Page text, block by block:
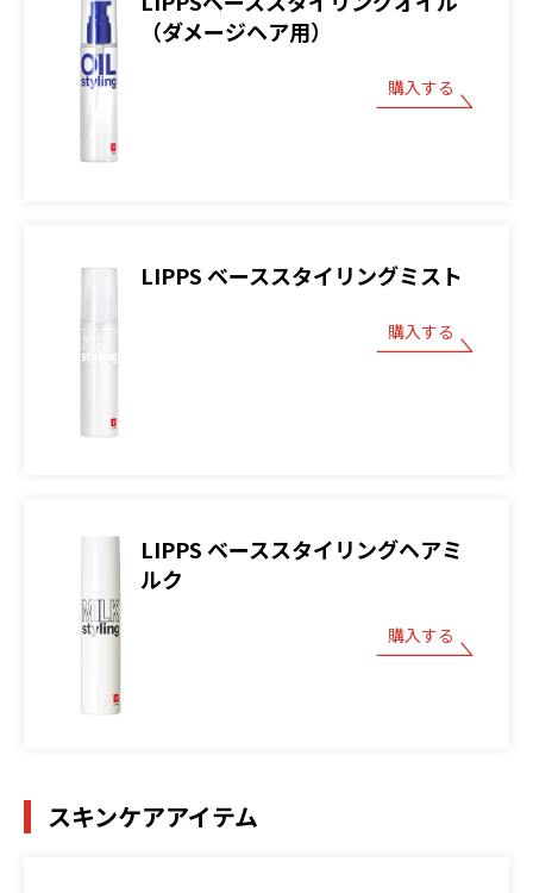
（ダメージヘア用）
購入する
LIPPS ベーススタイリングミスト
購入する
LIPPS ベーススタイリングヘアミ
ルク
購入する
スキンケアアイテム